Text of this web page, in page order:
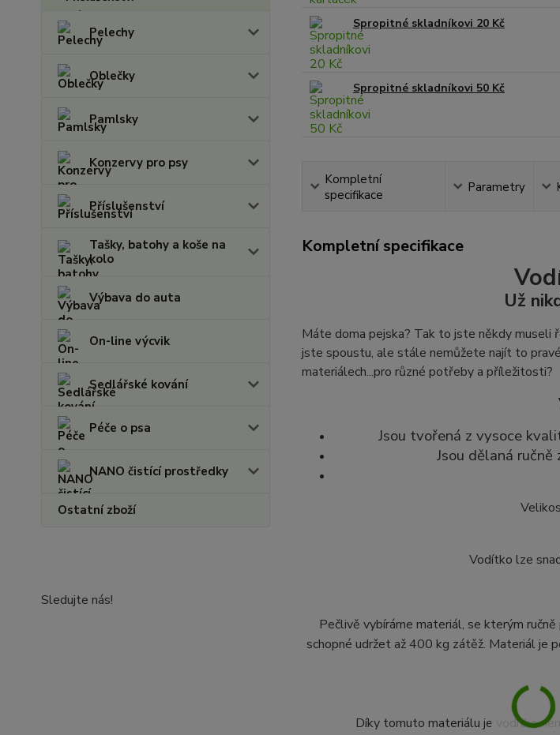
Pelechy
Oblečky
Pamlsky
Konzervy pro psy
Příslušenství
Tašky, batohy a koše na
kolo
Výbava do auta
On-line výcvik
Sedlářské kování
Péče o psa
NANO čistící prostředky
Ostatní zboží
Sledujte nás!
Spropitné skladníkovi 20 Kč
Spropitné skladníkovi 50 Kč
Kompletní
specifikace
Parametry
Kompletní specifikace
Už
Máte doma pejska? Tak to jste někdy museli
jste spoustu, ale stále nemůžete najít to
materiálech...pro různé potřeby a příležitosti?
Jsou tvořená z vysoce
Jsou dělaná
Vodítko lze
Pečlivě vybíráme materiál, se kterým
schopné udržet až 400 kg zátěž. Materiál je
Díky tomuto materiálu je vodítko